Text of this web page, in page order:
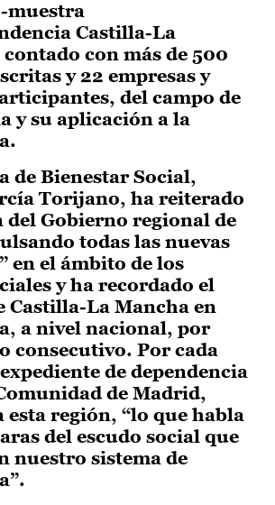
muestra
Castilla-La
contado con más de 500
y 22 empresas y
del campo de
y su aplicación a la
de Bienestar Social,
Torijano, ha reiterado
Gobierno regional de
todas las nuevas
en el ámbito de los
y ha recordado el
Castilla-La Mancha en
a nivel nacional, por
consecutivo. Por cada
de dependencia
de Madrid,
esta región, “lo que habla
del escudo social que
nuestro sistema de